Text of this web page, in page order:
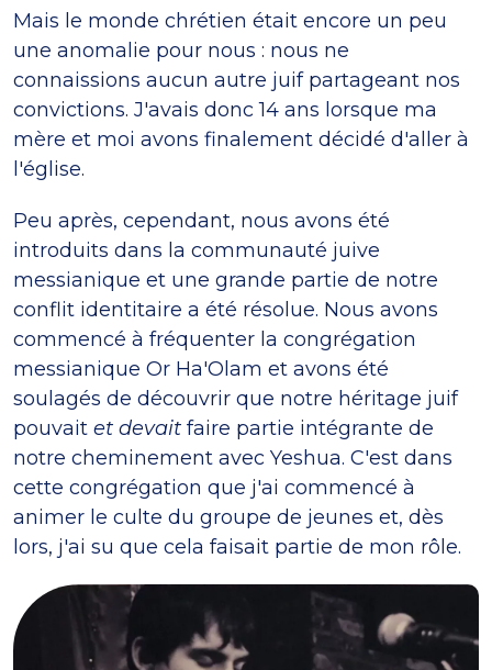
Mais le monde chrétien était encore un peu
une anomalie pour nous : nous ne
connaissions aucun autre juif partageant nos
convictions. J'avais donc 14 ans lorsque ma
mère et moi avons finalement décidé d'aller à
l'église.
Peu après, cependant, nous avons été
introduits dans la communauté juive
messianique et une grande partie de notre
conflit identitaire a été résolue. Nous avons
commencé à fréquenter la congrégation
messianique Or Ha'Olam et avons été
soulagés de découvrir que notre héritage juif
pouvait et devait faire partie intégrante de
notre cheminement avec Yeshua. C'est dans
cette congrégation que j'ai commencé à
animer le culte du groupe de jeunes et, dès
lors, j'ai su que cela faisait partie de mon rôle.